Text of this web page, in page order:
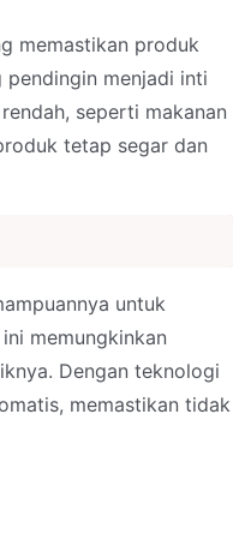
memastikan produk
pendingin menjadi inti
seperti makanan
tetap segar dan
untuk
memungkinkan
Dengan teknologi
memastikan tidak